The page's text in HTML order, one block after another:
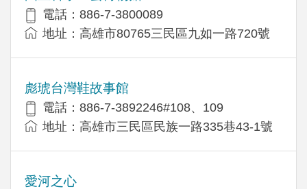
電話：886-7-3800089
地址：高雄市80765三民區九如一路720號
彪琥台灣鞋故事館
電話：886-7-3892246#108、109
地址：高雄市三民區民族一路335巷43-1號
愛河之心